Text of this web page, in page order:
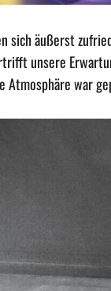
sich äußerst
unsere
Atmosphäre war